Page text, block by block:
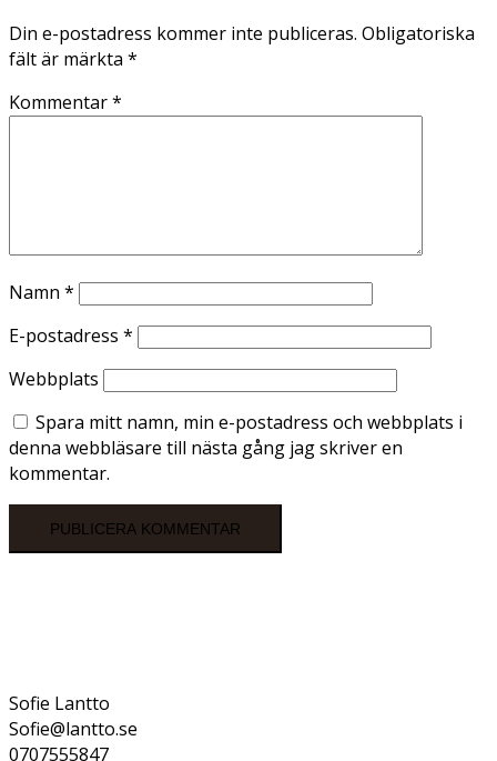
Din e-postadress kommer inte publiceras. Obligatoriska
fält är märkta *
Kommentar*
Namn *
E-postadress *
Webbplats
Spara mitt namn, min e-postadress och webbplats i
denna webbläsare till nästa gång jag skriver en
kommentar.
Sofie Lantto
Sofie@lantto.se
0707555847